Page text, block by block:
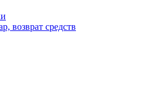
возврат средств